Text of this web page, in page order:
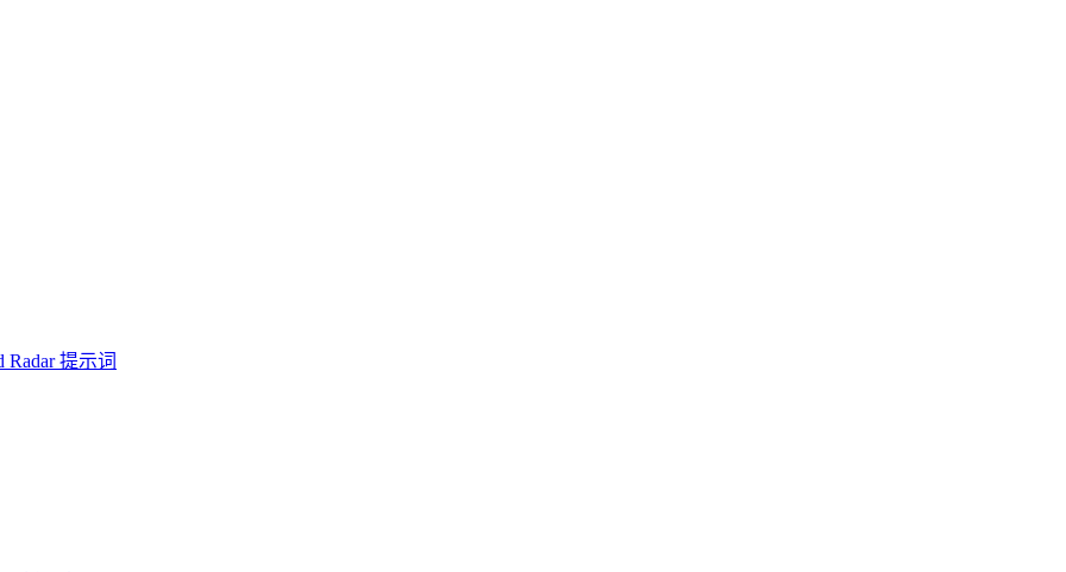
Radar 提示词